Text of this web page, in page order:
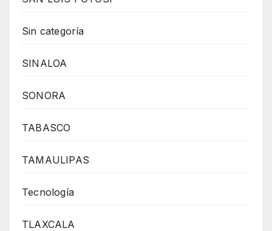
Sin categoría
SINALOA
SONORA
TABASCO
TAMAULIPAS
Tecnología
TLAXCALA